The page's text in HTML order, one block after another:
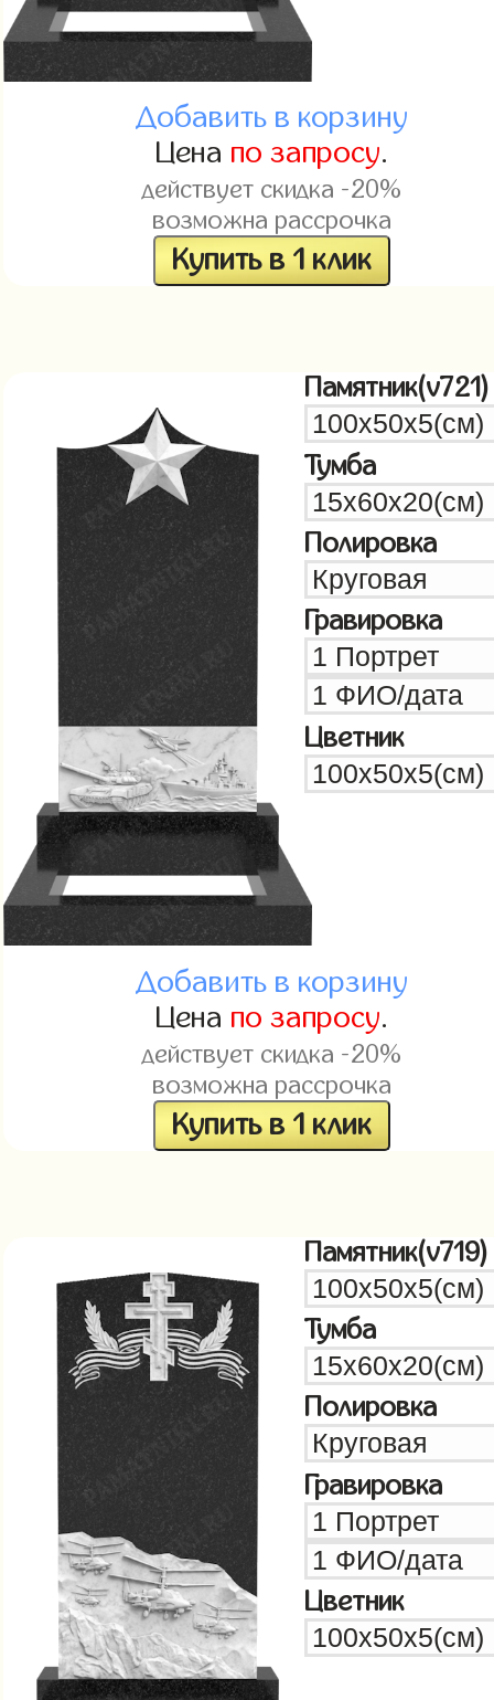
Добавить в корзину
Цена по запросу.
действует скидка -20%
возможна рассрочка
Купить в 1 клик
Памятник(v721)
Тумба
Полировка
Гравировка
Цветник
Добавить в корзину
Цена по запросу.
действует скидка -20%
возможна рассрочка
Купить в 1 клик
Памятник(v719)
Тумба
Полировка
Гравировка
Цветник